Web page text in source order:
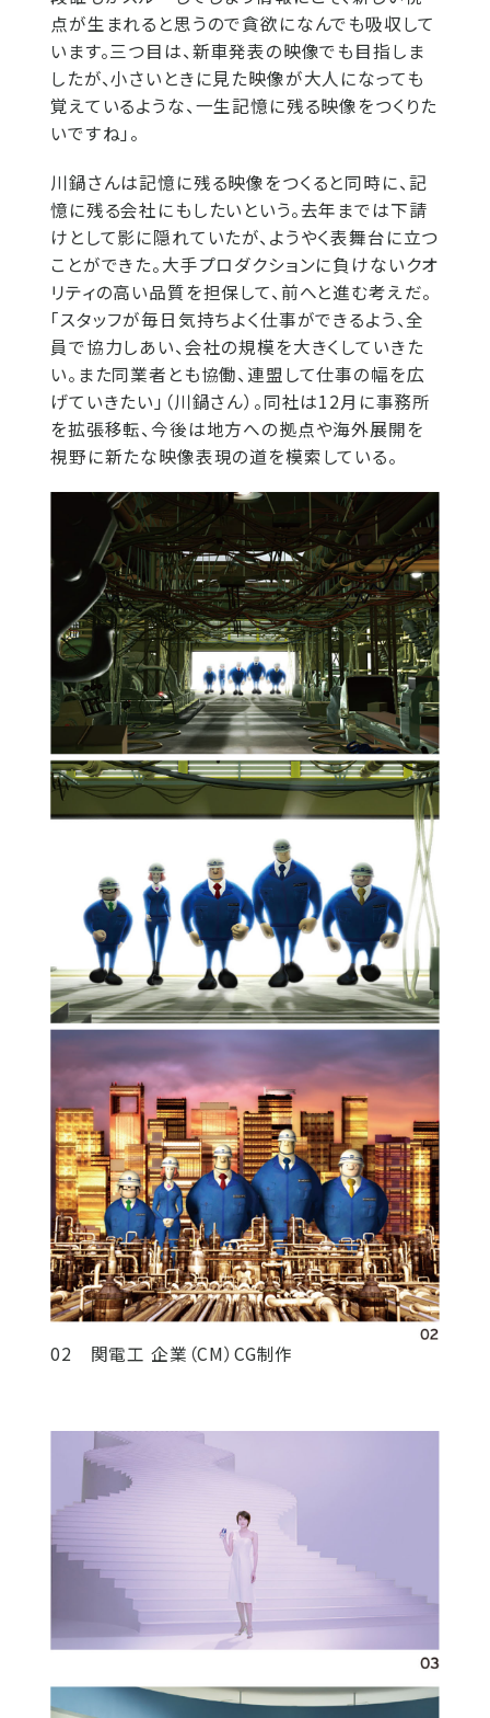
点が生まれると思うので貪欲になんでも吸収して
います。三つ目は、新車発表の映像でも目指しま
したが、小さいときに見た映像が大人になっても
覚えているような、一生記憶に残る映像をつくりた
いですね」。
川鍋さんは記憶に残る映像をつくると同時に、記
憶に残る会社にもしたいという。去年までは下請
けとして影に隠れていたが、ようやく表舞台に立つ
ことができた。大手プロダクションに負けないクオ
リティの高い品質を担保して、前へと進む考えだ。
「スタッフが毎日気持ちよく仕事ができるよう、全
員で協力しあい、会社の規模を大きくしていきた
い。また同業者とも協働、連盟して仕事の幅を広
げていきたい」（川鍋さん）。同社は12月に事務所
を拡張移転、今後は地方への拠点や海外展開を
視野に新たな映像表現の道を模索している。
02 関電工 企業（CM）CG制作